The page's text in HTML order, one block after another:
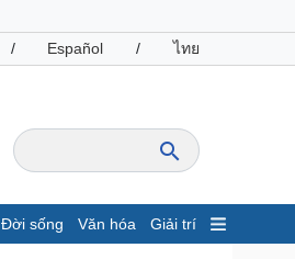
/ Español / ไทย
Đời sống Văn hóa Giải trí